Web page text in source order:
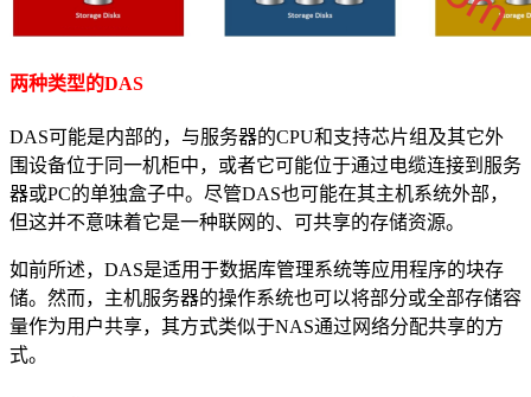
两种类型的DAS
DAS可能是内部的，与服务器的CPU和支持芯片组及其它外
围设备位于同一机柜中，或者它可能位于通过电缆连接到服务
器或PC的单独盒子中。尽管DAS也可能在其主机系统外部，
但这并不意味着它是一种联网的、可共享的存储资源。
如前所述，DAS是适用于数据库管理系统等应用程序的块存
储。然而，主机服务器的操作系统也可以将部分或全部存储容
量作为用户共享，其方式类似于NAS通过网络分配共享的方
式。